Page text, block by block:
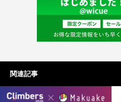
関連記事